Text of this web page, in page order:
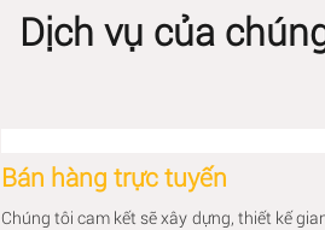
Dịch vụ của
Bán hàng trực tuyến
Chúng tôi cam kết sẽ xây dựng, thiết kế